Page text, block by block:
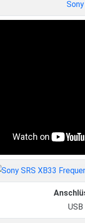
Sony
USB